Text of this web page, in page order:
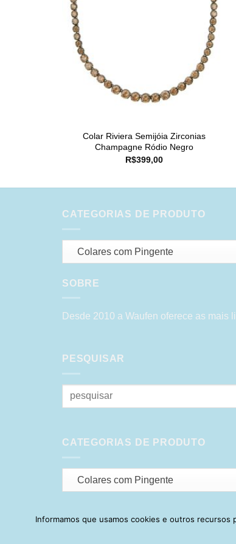
Colar Riviera Semijóia Zirconias
Champagne Ródio Negro
R$399,00
CATEGORIAS DE PRODUTO
Colares com Pingente
SOBRE
Desde 2010 a Waufen oferece as mais
PESQUISAR
Pesquisar
CATEGORIAS DE PRODUTO
Colares com Pingente
Informamos que usamos cookies e outros recursos